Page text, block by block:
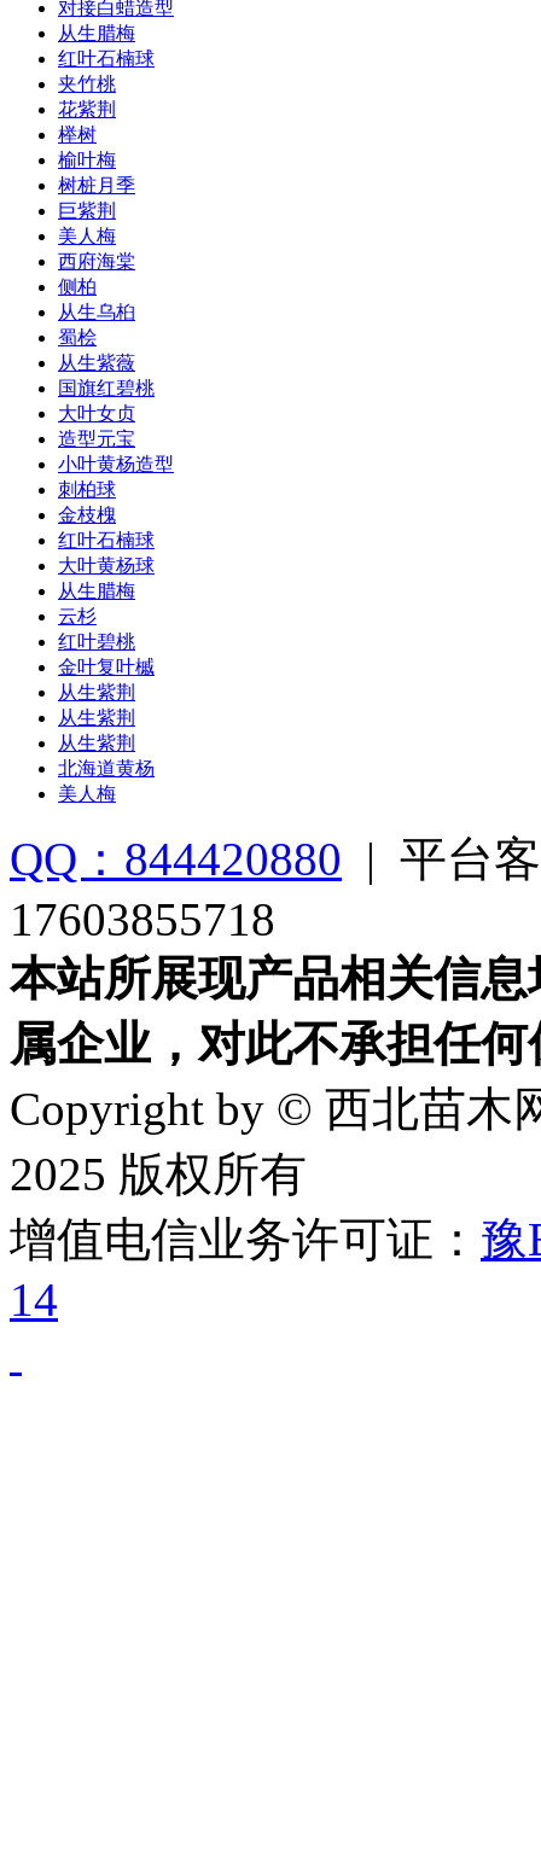
对接白蜡造型
从生腊梅
红叶石楠球
夹竹桃
花紫荆
榉树
榆叶梅
树桩月季
巨紫荆
美人梅
西府海棠
侧柏
从生乌桕
蜀桧
从生紫薇
国旗红碧桃
大叶女贞
造型元宝
小叶黄杨造型
刺柏球
金枝槐
红叶石楠球
大叶黄杨球
从生腊梅
云杉
红叶碧桃
金叶复叶槭
从生紫荆
从生紫荆
从生紫荆
北海道黄杨
美人梅
QQ：844420880 | 平台
17603855718
本站所展现产品相关信
属企业，对此不承担任
Copyright by © 西北苗木
2025 版权所有
增值电信业务许可证： 豫
14